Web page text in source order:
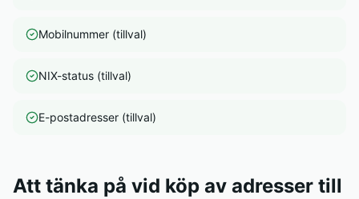
Mobilnummer (tillval)
NIX-status (tillval)
E-postadresser (tillval)
Att tänka på vid köp av adresser till